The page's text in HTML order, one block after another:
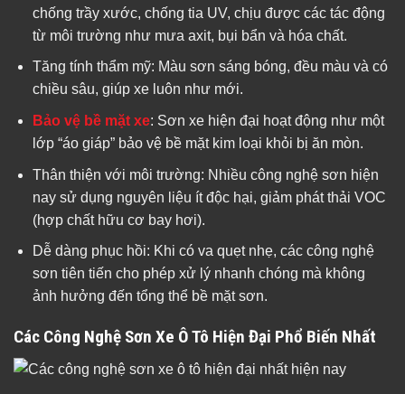
chống trầy xước, chống tia UV, chịu được các tác động
từ môi trường như mưa axit, bụi bẩn và hóa chất.
Tăng tính thẩm mỹ: Màu sơn sáng bóng, đều màu và có
chiều sâu, giúp xe luôn như mới.
Bảo vệ bề mặt xe: Sơn xe hiện đại hoạt động như một
lớp “áo giáp” bảo vệ bề mặt kim loại khỏi bị ăn mòn.
Thân thiện với môi trường: Nhiều công nghệ sơn hiện
nay sử dụng nguyên liệu ít độc hại, giảm phát thải VOC
(hợp chất hữu cơ bay hơi).
Dễ dàng phục hồi: Khi có va quẹt nhẹ, các công nghệ
sơn tiên tiến cho phép xử lý nhanh chóng mà không
ảnh hưởng đến tổng thể bề mặt sơn.
Các Công Nghệ Sơn Xe Ô Tô Hiện Đại Phổ Biến Nhất